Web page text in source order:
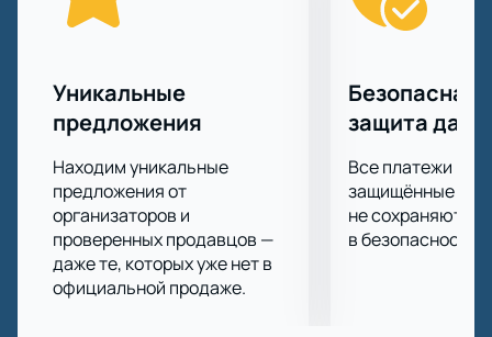
«Ротор».
национальной лиги в сезоне 2019-2020 г, команда
впервые за 16 лет вернулась в Премьер-Лигу и
будет бороться за первенство с командой «Ахмат».
Уникальные
предложения
Находим уникальные
предложения от
организаторов и
проверенных продавцов —
даже те, которых уже нет в
официальной продаже.
Безопасная
защита
Все платежи
защищённые
не сохраняются
в безопасности.